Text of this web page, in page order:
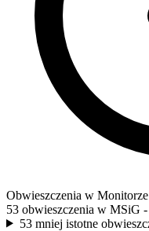
Obwieszczenia w
53 obwieszczenia w MSiG
53 mniej istotne